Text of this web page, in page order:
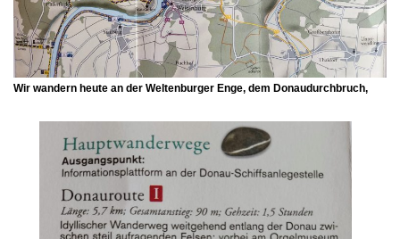
Wir wandern heute an der Weltenburger Enge, dem Donaudurchbruch,